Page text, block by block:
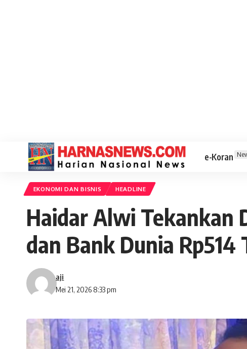
e-Koran
EKONOMI DAN BISNIS HEADLINE
Haidar Alwi Tekankan
dan Bank Dunia Rp514
Mei 21, 2026 8:33 pm
aji